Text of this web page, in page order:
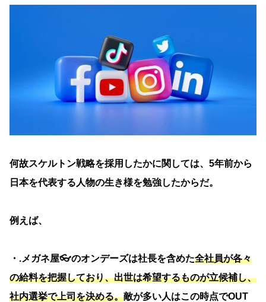
何故スケルトン戦略を採用したかに関しては、5年前から
日本を代表する人物の生き様を勉強したからだ。
例えば、
・.メガネ屋👓のオンデーズは社長を含めた全社員が各々
の給料を把握しており、出世は希望するものが立候補し、
社内選挙で上司を決める。敵が多い人はこの時点でOUT